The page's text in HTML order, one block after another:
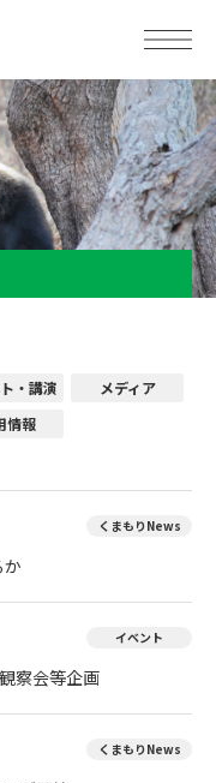
・講演
メディア
情報
くまもりNews
イベント
察会等企画
くまもりNews